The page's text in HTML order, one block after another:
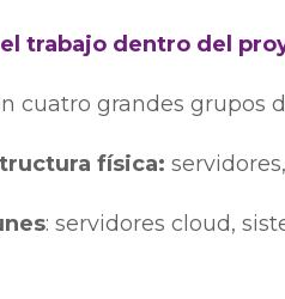
trabajo dentro del
cuatro grandes grupos
física:
: servidores cloud,